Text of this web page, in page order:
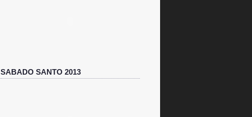
SABADO SANTO 2013